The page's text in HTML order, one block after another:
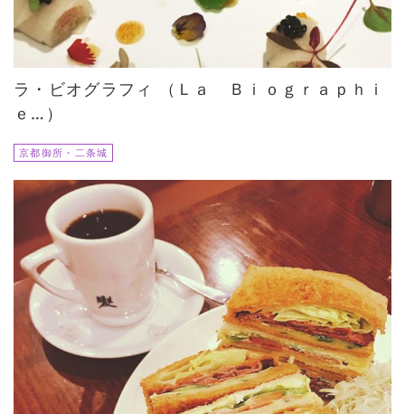
ラ・ビオグラフィ （Ｌａ Ｂｉｏｇｒａｐｈｉ
ｅ…）
京都御所・二条城